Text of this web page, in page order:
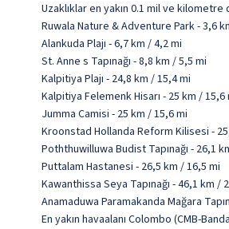
Uzaklıklar en yakın 0.1 mil ve
Ruwala Nature & Adventure Park - 3,6
Alankuda Plajı - 6,7 km / 4,2 mi
St. Anne s Tapınağı - 8,8 km / 5,5 mi
Kalpitiya Plajı - 24,8 km / 15,4 mi
Kalpitiya Felemenk Hisarı - 25 km / 15,6
Jumma Camisi - 25 km / 15,6 mi
Kroonstad Hollanda Reform Kilisesi -
Poththuwilluwa Budist Tapınağı - 26,1
Puttalam Hastanesi - 26,5 km / 16,5 mi
Kawanthissa Seya Tapınağı - 46,1 km /
Anamaduwa Paramakanda Mağara
En yakın havaalanı Colombo (CMB-